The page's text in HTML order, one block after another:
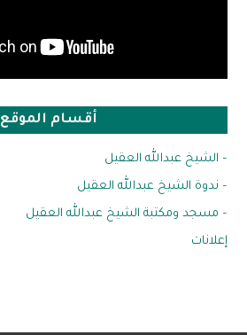
أقسام الموقع
– الشيخ عبدالله العقيل
– ندوة الشيخ عبدالله العقيل
– مسجد ومكتبة الشيخ عبدالله العقيل
إعلانات